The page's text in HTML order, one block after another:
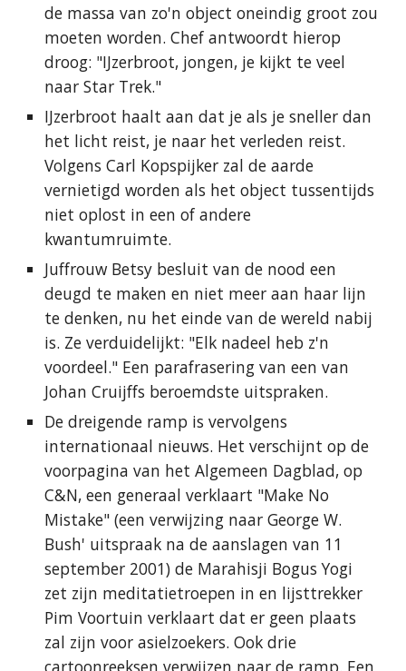
de massa van zo'n object oneindig groot zou
moeten worden. Chef antwoordt hierop
droog: "IJzerbroot, jongen, je kijkt te veel
naar Star Trek."
IJzerbroot haalt aan dat je als je sneller dan
het licht reist, je naar het verleden reist.
Volgens Carl Kopspijker zal de aarde
vernietigd worden als het object tussentijds
niet oplost in een of andere
kwantumruimte.
Juffrouw Betsy besluit van de nood een
deugd te maken en niet meer aan haar lijn
te denken, nu het einde van de wereld nabij
is. Ze verduidelijkt: "Elk nadeel heb z'n
voordeel." Een parafrasering van een van
Johan Cruijffs beroemdste uitspraken.
De dreigende ramp is vervolgens
internationaal nieuws. Het verschijnt op de
voorpagina van het Algemeen Dagblad, op
C&N, een generaal verklaart "Make No
Mistake" (een verwijzing naar George W.
Bush' uitspraak na de aanslagen van 11
september 2001) de Marahisji Bogus Yogi
zet zijn meditatietroepen in en lijsttrekker
Pim Voortuin verklaart dat er geen plaats
zal zijn voor asielzoekers. Ook drie
cartoonreeksen verwijzen naar de ramp. Een